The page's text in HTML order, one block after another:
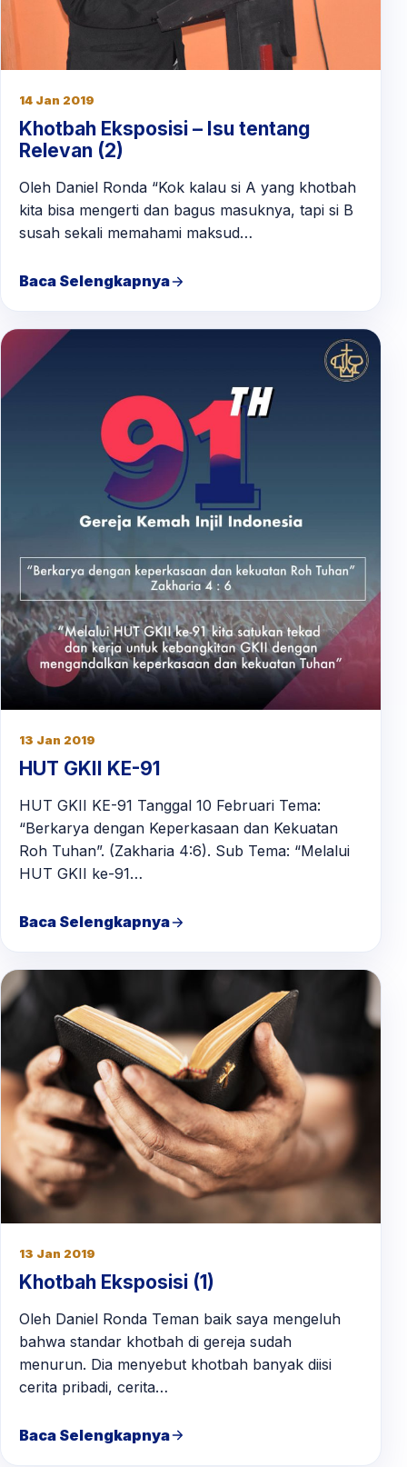
14 Jan 2019
Khotbah Eksposisi – Isu tentang
Relevan (2)
Oleh Daniel Ronda “Kok kalau si A yang khotbah
kita bisa mengerti dan bagus masuknya, tapi si B
susah sekali memahami maksud…
Baca Selengkapnya
13 Jan 2019
HUT GKII KE-91
HUT GKII KE-91 Tanggal 10 Februari Tema:
“Berkarya dengan Keperkasaan dan Kekuatan
Roh Tuhan”. (Zakharia 4:6). Sub Tema: “Melalui
HUT GKII ke-91…
Baca Selengkapnya
13 Jan 2019
Khotbah Eksposisi (1)
Oleh Daniel Ronda Teman baik saya mengeluh
bahwa standar khotbah di gereja sudah
menurun. Dia menyebut khotbah banyak diisi
cerita pribadi, cerita…
Baca Selengkapnya